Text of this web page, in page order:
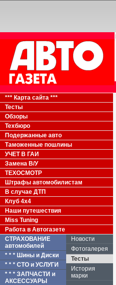
*** Карта сайта ***
Тесты
Обзоры
Техбюро
Подержанные авто
Таможенные пошлины
УЧЕТ В ГАИ
Замена В/У
ТЕХОСМОТР
Штрафы автомобилистам
В случае ДТП
Клуб 4x4
Наши путешествия
Miss Tuning
Работа в Автогазете
СТРАХОВАНИЕ
автомобилей
* * * Шины и Диски
* * * СТО и УСЛУГИ
* * * ЗАПЧАСТИ и
АКСЕССУАРЫ
Новости
Фотогалерея
Тесты
История
марки